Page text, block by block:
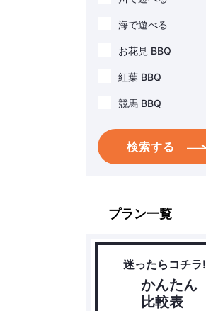
海で遊べる
お花見 BBQ
紅葉 BBQ
競馬 BBQ
検索する
プラン一覧
迷ったらコチラ!
かんたん
比較表